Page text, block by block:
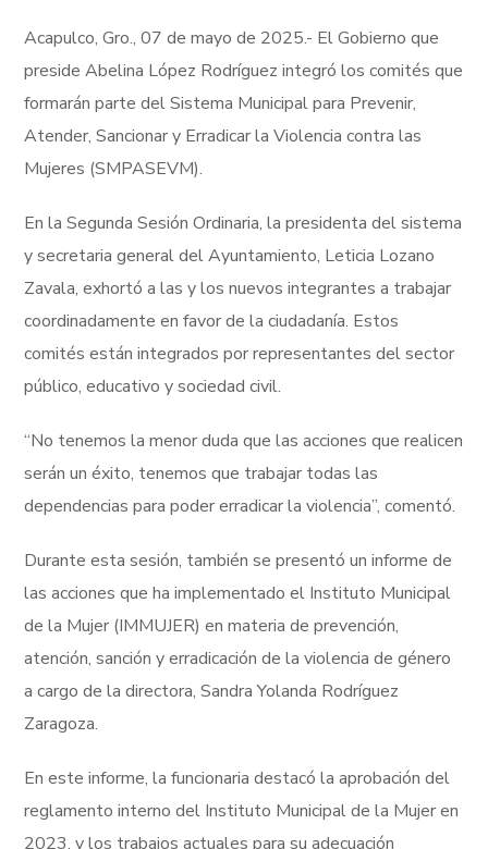
Acapulco, Gro., 07 de mayo de 2025.- El Gobierno que
preside Abelina López Rodríguez integró los comités que
formarán parte del Sistema Municipal para Prevenir,
Atender, Sancionar y Erradicar la Violencia contra las
Mujeres (SMPASEVM).
En la Segunda Sesión Ordinaria, la presidenta del sistema
y secretaria general del Ayuntamiento, Leticia Lozano
Zavala, exhortó a las y los nuevos integrantes a trabajar
coordinadamente en favor de la ciudadanía. Estos
comités están integrados por representantes del sector
público, educativo y sociedad civil.
“No tenemos la menor duda que las acciones que realicen
serán un éxito, tenemos que trabajar todas las
dependencias para poder erradicar la violencia”, comentó.
Durante esta sesión, también se presentó un informe de
las acciones que ha implementado el Instituto Municipal
de la Mujer (IMMUJER) en materia de prevención,
atención, sanción y erradicación de la violencia de género
a cargo de la directora, Sandra Yolanda Rodríguez
Zaragoza.
En este informe, la funcionaria destacó la aprobación del
reglamento interno del Instituto Municipal de la Mujer en
2023, y los trabajos actuales para su adecuación